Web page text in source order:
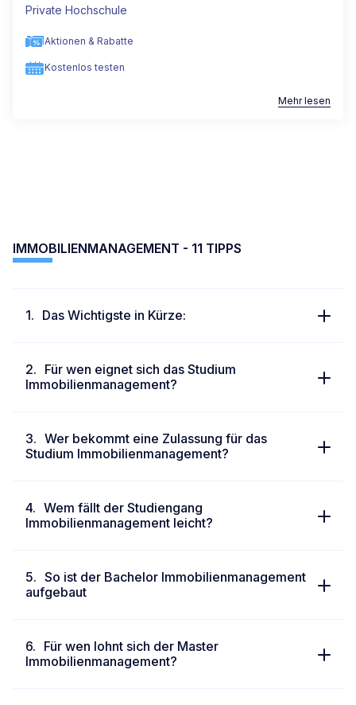
Private Hochschule
Aktionen & Rabatte
Kostenlos testen
Mehr lesen
IMMOBILIENMANAGEMENT - 11 TIPPS
Das Wichtigste in Kürze:
Für wen eignet sich das Studium
Immobilienmanagement?
Wer bekommt eine Zulassung für das
Studium Immobilienmanagement?
Wem fällt der Studiengang
Immobilienmanagement leicht?
So ist der Bachelor Immobilienmanagement
aufgebaut
Für wen lohnt sich der Master
Immobilienmanagement?